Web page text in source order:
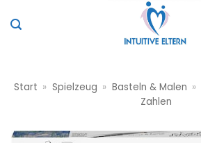
Inhalt
Start » Spielzeug » Basteln & Malen »
Zahlen